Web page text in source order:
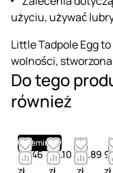
użyciu, używać
Little Tadpole Egg
wolności,
Do tego
również
Premium
54.46 86.10 52.89